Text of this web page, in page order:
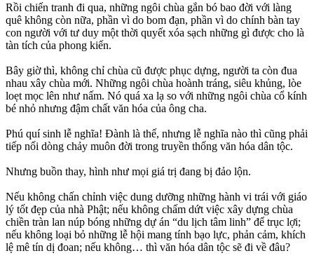
Rồi chiến tranh đi qua, những ngôi chùa gắn bó bao đời với làng
quê không còn nữa, phần vì do bom đạn, phần vì do chính bàn tay
con người với tư duy một thời quyết xóa sạch những gì được cho là
tàn tích của phong kiến.
Bây giờ thì, không chỉ chùa cũ được phục dựng, người ta còn đua
nhau xây chùa mới. Những ngôi chùa hoành tráng, siêu khủng, lòe
loẹt mọc lên như nấm. Nó quá xa lạ so với những ngôi chùa cổ kính
bé nhỏ nhưng đậm chất văn hóa của ông cha.
Phú quí sinh lễ nghĩa! Đành là thế, nhưng lễ nghĩa nào thì cũng phải
tiếp nối dòng chảy muôn đời trong truyền thống văn hóa dân tộc.
Nhưng buồn thay, hình như mọi giá trị đang bị đảo lộn.
Nếu không chấn chỉnh việc dung dưỡng những hành vi trái với giáo
lý tốt đẹp của nhà Phật; nếu không chấm dứt việc xây dựng chùa
chiền tràn lan núp bóng những dự án “du lịch tâm linh” để trục lợi;
nếu không loại bỏ những lễ hội mang tính bạo lực, phản cảm, khích
lệ mê tín dị đoan; nếu không… thì văn hóa dân tộc sẽ đi về đâu?